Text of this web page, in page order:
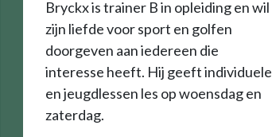
Bryckx is trainer B in opleiding en wil
zijn liefde voor sport en golfen
doorgeven aan iedereen die
interesse heeft. Hij geeft individuele
en jeugdlessen les op woensdag en
zaterdag.